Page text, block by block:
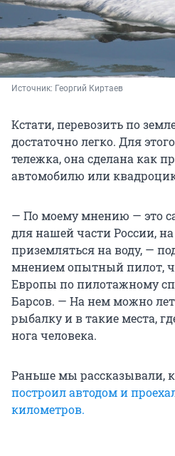
Источник: Георгий Киртаев
Кстати, перевозить по
достаточно легко. Для
тележка, она сделана как
автомобилю или
— По моему мнению — это
для нашей части России,
приземляться на воду, —
мнением опытный пилот,
Европы по пилотажному
Барсов. — На нем можно
рыбалку и в такие места,
нога человека.
Раньше мы рассказывали,
построил автодом и
километров.